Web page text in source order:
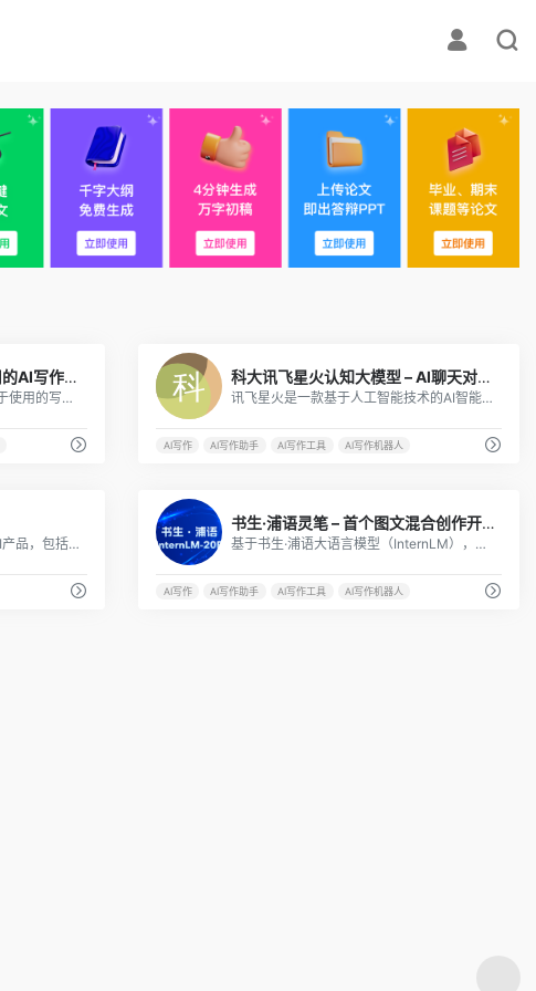
Wordtune——强大易使用的AI写作助手
Wordtune是一款功能强大、易于使用的写作伴侣，它能够为用户提供语言检测、文本改写、写作建议、模板库、导出和分享等多种功能，帮助用户改进写作质量、提高文章可读性和吸引力。
科大讯飞星火认知大模型 – AI聊天对话助手
讯飞星火是一款基于人工智能技术的AI智能对话工具，它能够实现自然语言处理、语音识别、语义理解等功能，为用户提供更加智能化、个性化的服务。
AI写作 AI写作助手 AI写作工具 AI写作机器人
涵盖工作、学习、生活所需的AI产品，包括小码聊天机器人、小码文书、小言心语、心语屋等。
书生·浦语灵笔 – 首个图文混合创作开源大模型
基于书生·浦语大语言模型（InternLM），具备图文并茂文章的「一键生成」能力，接受视觉和语言模态输入，在图文对话方面表现十分优秀。
AI写作 AI写作助手 AI写作工具 AI写作机器人